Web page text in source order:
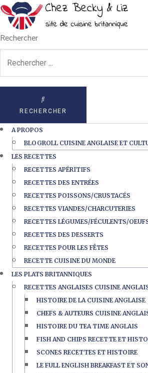
Rechercher
RECHERCHER
A PROPOS
BLOGROLL CUISINE ANGLAISE ET
LES RECETTES
RECETTES APÉRITIFS
RECETTES DES ENTRÉES
RECETTES POISSONS/CRUSTACÉS
RECETTES VIANDES/CHARCUTERIES
RECETTES LÉGUMES/FÉCULENTS/
RECETTES DES DESSERTS
RECETTES POUR LES FÊTES
RECETTE CUISINE DU MONDE
LES PLATS BRITANNIQUES
RECETTES ANGLAISES CUISINE
HISTOIRE DE LA CUISINE ANGLAISE
CHEFS & AUTEURS CUISINE
HISTOIRE DU TEA TIME ANGLAIS
FISH AND CHIPS RECETTE ET
SCONES RECETTES ET HISTOIRE
LE FULL ENGLISH BREAKFAST ET